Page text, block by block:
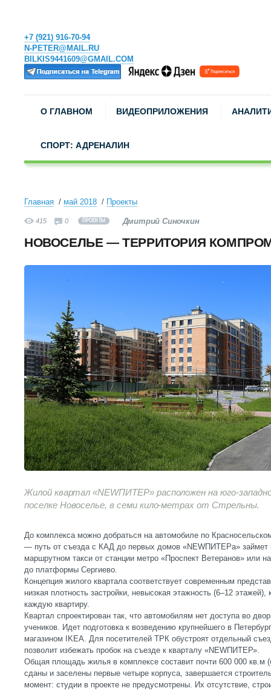
+7 (921) 916-70-94
N-PETER@MAIL.RU
BILKIS9441609@GMAIL.COM
О ГЛАВНОМ ВИДЕОПРИЛОЖЕНИЯ
СПОРТ: АДРЕНАЛИН
Главная май 2018 Проекты
415 0 ПРОЕКТЫ Дмитрий Синочкин
НОВОСЕЛЬЕ — ТЕРРИТОРИЯ
Жилой квартал «NEWПИТЕР» расположен на юго-
поселке Новоселье, в семи кило-метрах от Стрельны.
До комплекса можно добраться на автомобиле по
— путь от съезда с КАД до первых домов «NEWПИТЕРa» займет
маршрутном такси от станции метро «Проспект Ветеранов» или
до платформы Сергиево.
Концепция жилого квартала соответствует современным
низкая плотность застройки, невысокая этажность (6–12
каждую квартиру.
Квартал спроектирован так, что автомобилям нет доступа во
учеников. Идет подготовка к возведению крупнейшего в
магазином IKEA. Для посетителей ТРК обустроят отдельный
позволит избежать пробок на съезде к кварталу «NEWПИТЕР».
Общая площадь жилья в комплексе составит почти 600 000 кв.м
сданы и заселены первые четыре корпуса, завершается
момент: студии в проекте не предусмотрены. Их отсутствие,